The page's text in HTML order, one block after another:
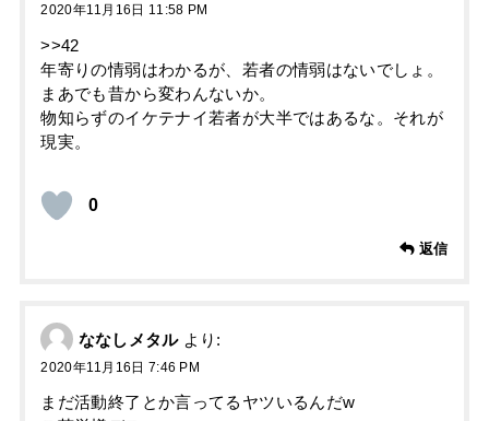
2020年11月16日 11:58 PM
>>42
年寄りの情弱はわかるが、若者の情弱はないでしょ。
まあでも昔から変わんないか。
物知らずのイケテナイ若者が大半ではあるな。それが
現実。
0
返信
ななしメタル より:
2020年11月16日 7:46 PM
まだ活動終了とか言ってるヤツいるんだw